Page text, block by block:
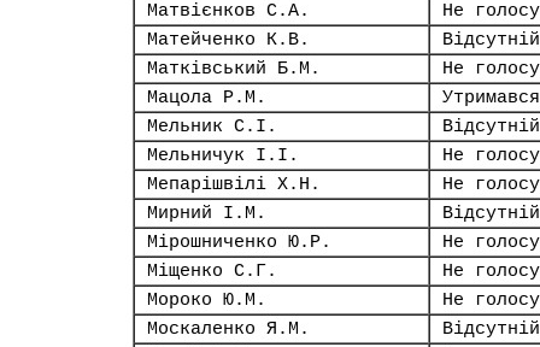
Матвієнков С.А.
Не
Матейченко К.В.
Відсутній
Матківський Б.М.
Не
Мацола Р.М.
Утримався
Мельник С.І.
Відсутній
Мельничук І.І.
Не
Мепарішвілі Х.Н.
Не
Мирний І.М.
Відсутній
Мірошниченко Ю.Р.
Не
Міщенко С.Г.
Не
Мороко Ю.М.
Не
Москаленко Я.М.
Відсутній